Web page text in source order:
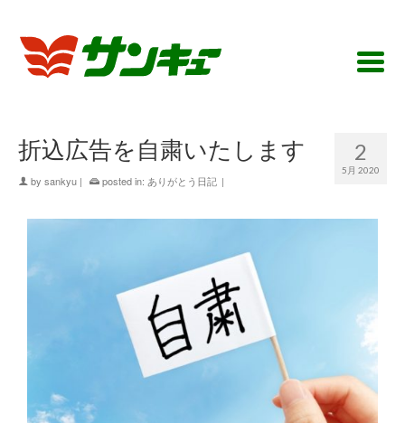
2
5月 2020
折込広告を自粛いたします
by sankyu | posted in: ありがとう日記 |